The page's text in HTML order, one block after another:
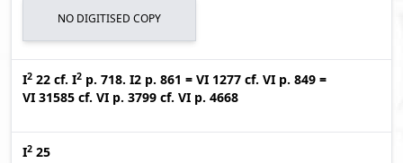
NO DIGITISED COPY
I2 22 cf. I2 p. 718. I2 p. 861 = VI 1277 cf. VI p. 849 =
VI 31585 cf. VI p. 3799 cf. VI p. 4668
I2 25